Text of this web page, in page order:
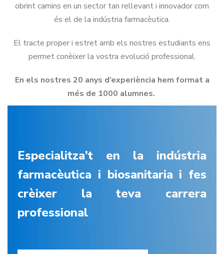
obrint camins en un sector tan rellevant i innovador com
és el de la indústria farmacèutica.
El tracte proper i estret amb els nostres estudiants ens
permet conèixer la vostra evolució professional.
En els nostres 20 anys d’experiència hem format a
més de 1000 alumnes.
Especialitza’t en la indústria
farmacèutica i biosanitaria i fes
crèixer la teva carrera
professional